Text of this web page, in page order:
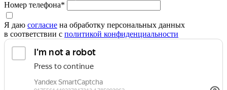
Номер телефона*
Я даю согласие на обработку персональных данных
в соответствии с политикой конфиденциальности